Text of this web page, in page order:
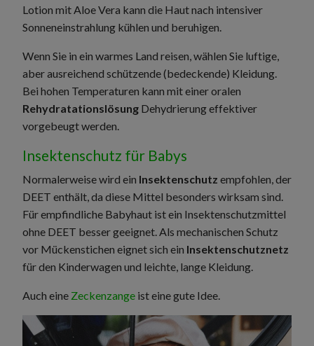
Lotion mit Aloe Vera kann die Haut nach intensiver
Sonneneinstrahlung kühlen und beruhigen.
Wenn Sie in ein warmes Land reisen, wählen Sie luftige,
aber ausreichend schützende (bedeckende) Kleidung.
Bei hohen Temperaturen kann mit einer oralen
Rehydratationslösung Dehydrierung effektiver
vorgebeugt werden.
Insektenschutz für Babys
Normalerweise wird ein Insektenschutz empfohlen, der
DEET enthält, da diese Mittel besonders wirksam sind.
Für empfindliche Babyhaut ist ein Insektenschutzmittel
ohne DEET besser geeignet. Als mechanischen Schutz
vor Mückenstichen eignet sich ein Insektenschutznetz
für den Kinderwagen und leichte, lange Kleidung.
Auch eine Zeckenzange ist eine gute Idee.